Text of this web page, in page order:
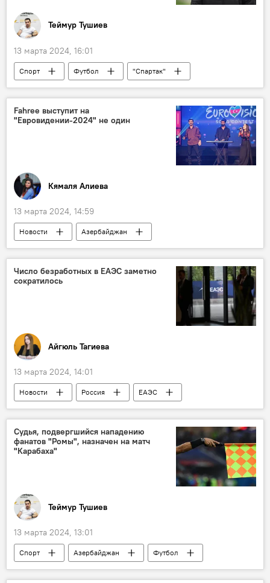
Теймур Тушиев
13 марта 2024, 16:01
Спорт Футбол
"Спартак"
ФК "Брага" (Португалия)
Россия
Москва
ФК "Карабах"
Fahree выступит на
"Евровидении-2024" не один
Кямаля Алиева
13 марта 2024, 14:59
Новости
Азербайджан
Евровидение
Музыка
Культура
Швеция
Число безработных в ЕАЭС заметно
сократилось
Айгюль Тагиева
13 марта 2024, 14:01
Новости Россия
ЕАЭС
Экономика
Безработица
Молодежь
Статистика
Судья, подвергшийся нападению
фанатов "Ромы", назначен на матч
"Карабаха"
Теймур Тушиев
13 марта 2024, 13:01
Спорт Азербайджан
Футбол
ФК "Байер 04"
ФК "Карабах"